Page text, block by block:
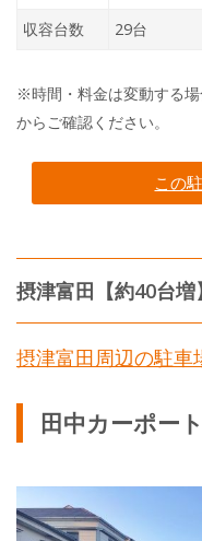
収容台数
29台
※時間・料金は変動する
からご確認ください。
この
摂津富田【約40台増
摂津富田周辺の駐車
田中カーポー